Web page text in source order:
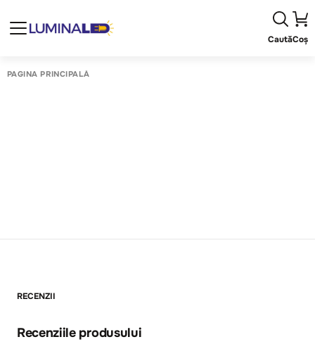
CautăCoș
PAGINA PRINCIPALĂ
RECENZII
Recenziile produsului